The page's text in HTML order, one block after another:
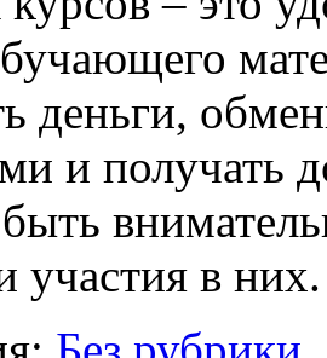
деньги,
и получать
быть
участия в них.